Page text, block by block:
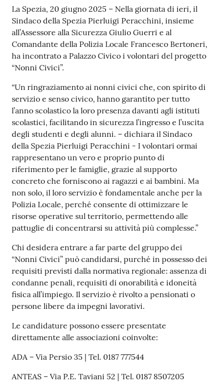
c
a
t
i
A
n
a
g
r
a
f
i
c
i
o
n
l
i
n
e
A
N
P
R
Tutti
gli
argomenti...
Seguici
Contenuto
La Spezia, 20 giugno 2025 – Nella giornata di ieri, il
Sindaco della Spezia Pierluigi Peracchini, insieme
all’Assessore alla Sicurezza Giulio Guerri e al
Comandante della Polizia Locale Francesco Bertoneri,
ha incontrato a Palazzo Civico i volontari del progetto
“Nonni Civici”.
“Un ringraziamento ai nonni civici che, con spirito di
servizio e senso civico, hanno garantito per tutto
l’anno scolastico la loro presenza davanti agli istituti
scolastici, facilitando in sicurezza l’ingresso e l’uscita
degli studenti e degli alunni. – dichiara il Sindaco
della Spezia Pierluigi Peracchini - I volontari ormai
rappresentano un vero e proprio punto di
riferimento per le famiglie, grazie al supporto
concreto che forniscono ai ragazzi e ai bambini. Ma
non solo, il loro servizio è fondamentale anche per la
Polizia Locale, perché consente di ottimizzare le
risorse operative sul territorio, permettendo alle
pattuglie di concentrarsi su attività più complesse.”
Chi desidera entrare a far parte del gruppo dei
“Nonni Civici” può candidarsi, purché in possesso dei
requisiti previsti dalla normativa regionale: assenza di
condanne penali, requisiti di onorabilità e idoneità
fisica all’impiego. Il servizio è rivolto a pensionati o
persone libere da impegni lavorativi.
Le candidature possono essere presentate
direttamente alle associazioni coinvolte:
ADA – Via Persio 35 | Tel. 0187 777544
ANTEAS – Via P.E. Taviani 52 | Tel. 0187 8507205